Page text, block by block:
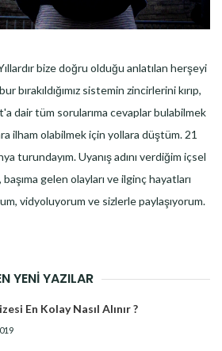
bize doğru olduğu anlatılan herşeyi
bırakıldığımız sistemin zincirlerini kırıp,
dair tüm sorularıma cevaplar bulabilmek
ilham olabilmek için yollara düştüm. 21
turundayım. Uyanış adını verdiğim içsel
gelen olayları ve ilginç hayatları
vidyoluyorum ve sizlerle paylaşıyorum.
YENI YAZILAR
En Kolay Nasıl Alınır ?